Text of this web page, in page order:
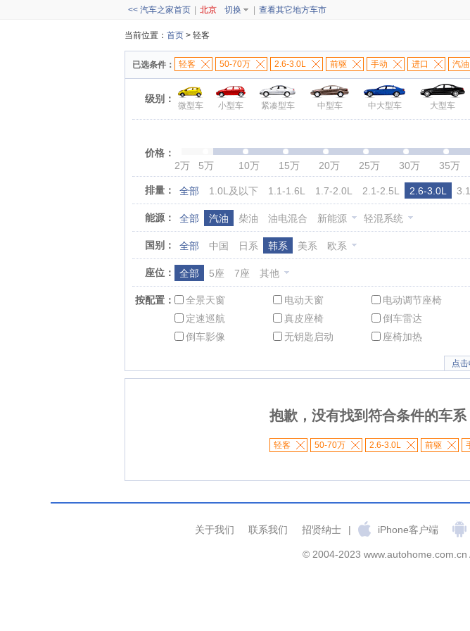
<< 汽车之家首页 北京 切换 查看其它地方车市
当前位置： 首页 > 轻客
已选条件： 轻客 50-70万 2.6-3.0L 前驱 手动 进口 汽油
级别：
微型车 小型车 紧凑型车 中型车 中大型车 大型车
价格：
2万 5万 10万 15万 20万 25万 30万 35万
排量： 全部 1.0L及以下 1.1-1.6L 1.7-2.0L 2.1-2.5L 2.6-3.0L
能源： 全部 汽油 柴油 油电混合 新能源 轻混系统
国别： 全部 中国 日系 韩系 美系 欧系
座位： 全部 5座 7座 其他
按配置： 全景天窗 电动天窗 电动调节座椅
定速巡航
真皮座椅 倒车雷达
倒车影像
无钥匙启动 座椅加热
点
抱歉，没有找到符合条件的车系
轻客 50-70万 2.6-3.0L 前驱
关于我们 联系我们 招贤纳士 | iPhone客户端
© 2004-2023